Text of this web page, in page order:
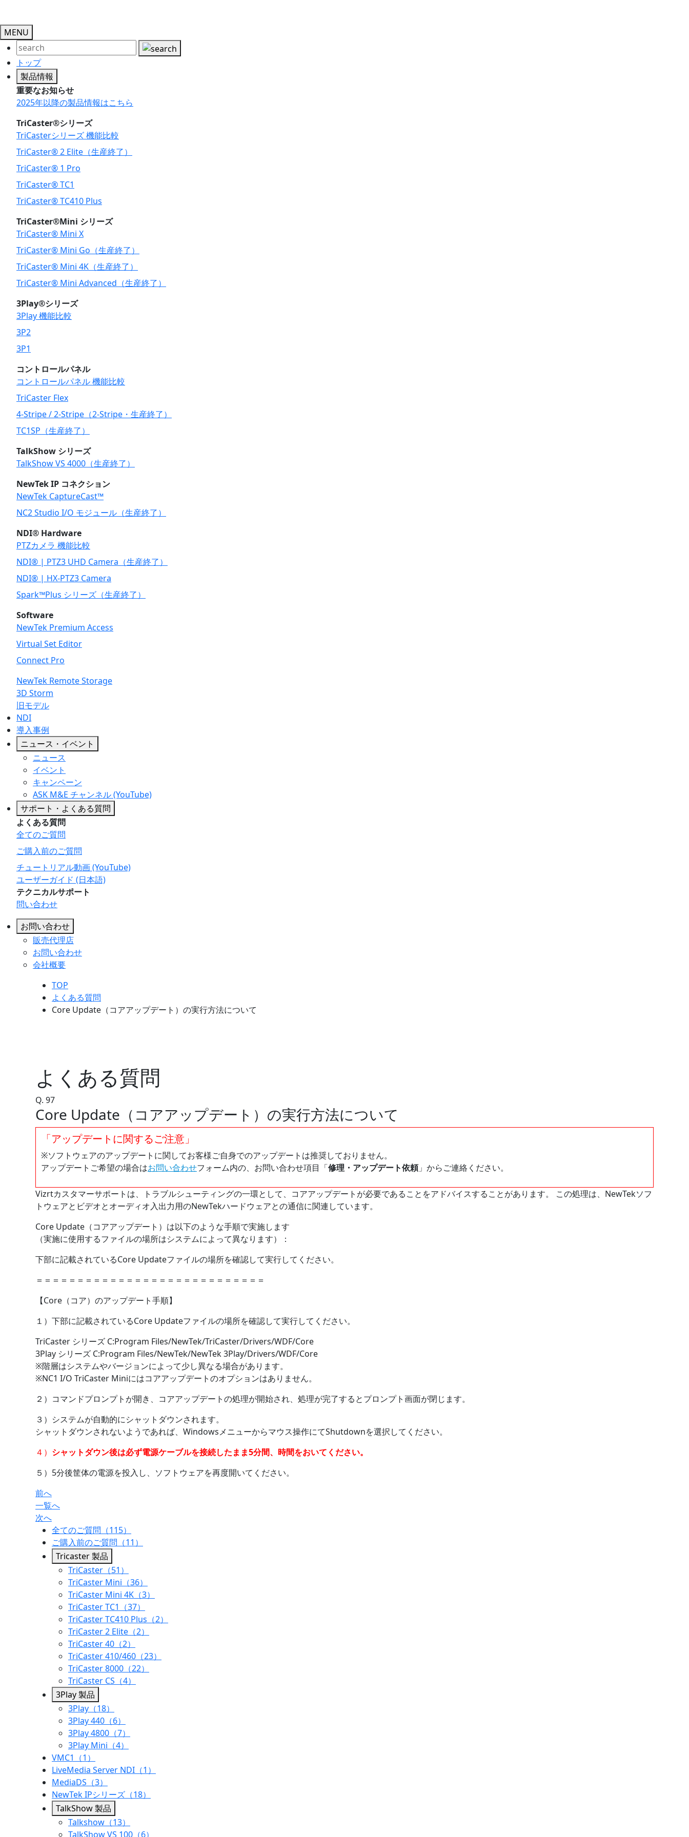
MENU
トップ
製品情報
重要なお知らせ
2025年以降の製品情報はこちら
TriCaster®シリーズ
TriCasterシリーズ 機能比較
TriCaster® 2 Elite（生産終了）
TriCaster® 1 Pro
TriCaster® TC1
TriCaster® TC410 Plus
TriCaster®Mini シリーズ
TriCaster® Mini X
TriCaster® Mini Go（生産終了）
TriCaster® Mini 4K（生産終了）
TriCaster® Mini Advanced（生産終了）
3Play®シリーズ
3Play 機能比較
3P2
3P1
コントロールパネル
コントロールパネル 機能比較
TriCaster Flex
4-Stripe / 2-Stripe（2-Stripe・生産終了）
TC1SP（生産終了）
TalkShow シリーズ
TalkShow VS 4000（生産終了）
NewTek IP コネクション
NewTek CaptureCast™
NC2 Studio I/O モジュール（生産終了）
NDI® Hardware
PTZカメラ 機能比較
NDI® | PTZ3 UHD Camera（生産終了）
NDI® | HX-PTZ3 Camera
Spark™Plus シリーズ（生産終了）
Software
NewTek Premium Access
Virtual Set Editor
Connect Pro
NewTek Remote Storage
3D Storm
旧モデル
NDI
導入事例
ニュース・イベント
ニュース
イベント
キャンペーン
ASK M&E チャンネル (YouTube)
サポート・よくある質問
よくある質問
全てのご質問
ご購入前のご質問
チュートリアル動画 (YouTube)
ユーザーガイド (日本語)
テクニカルサポート
問い合わせ
お問い合わせ
販売代理店
お問い合わせ
会社概要
TOP
よくある質問
Core Update（コアアップデート）の実行方法について
よくある質問
Q. 97
Core Update（コアアップデート）の実行方法について
「アップデートに関するご注意」
※ソフトウェアのアップデートに関してお客様ご自身でのアップデートは推奨しておりません。
アップデートご希望の場合はお問い合わせフォーム内の、お問い合わせ項目「修理・アップデート依頼」からご連絡ください。
Vizrtカスタマーサポートは、トラブルシューティングの一環として、コアアップデートが必要であることをアドバイスすることがあります。 この処理は、NewTekソフ
トウェアとビデオとオーディオ入出力用のNewTekハードウェアとの通信に関連しています。
Core Update（コアアップデート）は以下のような手順で実施します
（実施に使用するファイルの場所はシステムによって異なります）：
下部に記載されているCore Updateファイルの場所を確認して実行してください。
＝＝＝＝＝＝＝＝＝＝＝＝＝＝＝＝＝＝＝＝＝＝＝＝＝＝＝＝
【Core（コア）のアップデート手順】
１）下部に記載されているCore Updateファイルの場所を確認して実行してください。
TriCaster シリーズ C:Program Files/NewTek/TriCaster/Drivers/WDF/Core
3Play シリーズ C:Program Files/NewTek/NewTek 3Play/Drivers/WDF/Core
※階層はシステムやバージョンによって少し異なる場合があります。
※NC1 I/O TriCaster Miniにはコアアップデートのオプションはありません。
２）コマンドプロンプトが開き、コアアップデートの処理が開始され、処理が完了するとプロンプト画面が閉じます。
３）システムが自動的にシャットダウンされます。
シャットダウンされないようであれば、Windowsメニューからマウス操作にてShutdownを選択してください。
４） シャットダウン後は必ず電源ケーブルを接続したまま5分間、時間をおいてください。
５）5分後筐体の電源を投入し、ソフトウェアを再度開いてください。
前へ
一覧へ
次へ
全てのご質問（115）
ご購入前のご質問（11）
Tricaster 製品
TriCaster（51）
TriCaster Mini（36）
TriCaster Mini 4K（3）
TriCaster TC1（37）
TriCaster TC410 Plus（2）
TriCaster 2 Elite（2）
TriCaster 40（2）
TriCaster 410/460（23）
TriCaster 8000（22）
TriCaster CS（4）
3Play 製品
3Play（18）
3Play 440（6）
3Play 4800（7）
3Play Mini（4）
VMC1（1）
LiveMedia Server NDI（1）
MediaDS（3）
NewTek IPシリーズ（18）
TalkShow 製品
Talkshow（13）
TalkShow VS 100（6）